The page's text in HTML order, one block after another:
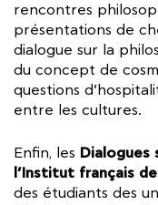
rencontres
présentations de
dialogue sur la
du concept de
questions
entre les cultures.
Enfin, les Dialogues
l’Institut français
des étudiants des